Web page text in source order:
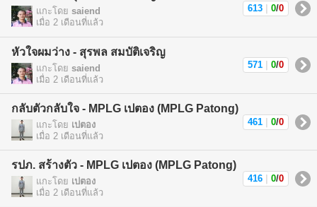
แกะโดย saiend
เมื่อ 2 เดือนที่แล้ว
613 0/0
หัวใจผมว่าง - สุรพล สมบัติเจริญ
แกะโดย saiend
เมื่อ 2 เดือนที่แล้ว
571 0/0
กลับตัวกลับใจ - MPLG เปตอง (MPLG Patong)
แกะโดย เปตอง
เมื่อ 2 เดือนที่แล้ว
461 0/0
รปภ. สร้างตัว - MPLG เปตอง (MPLG Patong)
แกะโดย เปตอง
เมื่อ 2 เดือนที่แล้ว
416 0/0